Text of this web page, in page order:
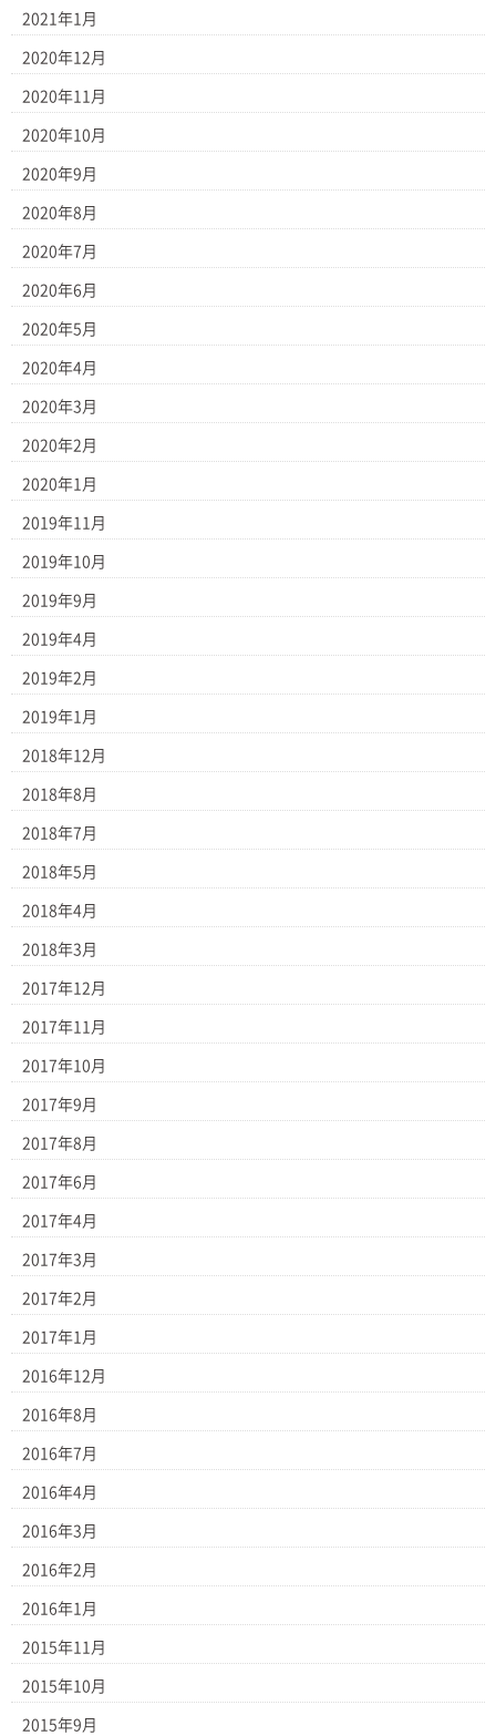
2021年1月
2020年12月
2020年11月
2020年10月
2020年9月
2020年8月
2020年7月
2020年6月
2020年5月
2020年4月
2020年3月
2020年2月
2020年1月
2019年11月
2019年10月
2019年9月
2019年4月
2019年2月
2019年1月
2018年12月
2018年8月
2018年7月
2018年5月
2018年4月
2018年3月
2017年12月
2017年11月
2017年10月
2017年9月
2017年8月
2017年6月
2017年4月
2017年3月
2017年2月
2017年1月
2016年12月
2016年8月
2016年7月
2016年4月
2016年3月
2016年2月
2016年1月
2015年11月
2015年10月
2015年9月